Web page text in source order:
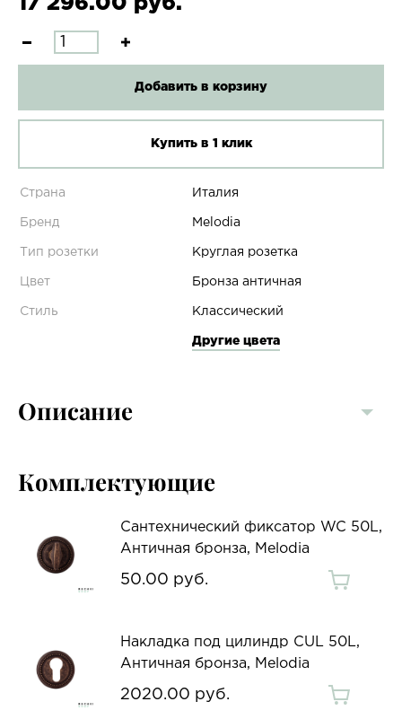
Добавить в корзину
Купить в 1 клик
Страна Италия
Бренд Melodia
Тип розетки Круглая розетка
Цвет Бронза античная
Стиль Классический
Другие цвета
Описание
Комплектующие
Сантехнический фиксатор WC 50L,
Античная бронза, Melodia
50.00 руб.
Накладка под цилиндр CUL 50L,
Античная бронза, Melodia
2020.00 руб.